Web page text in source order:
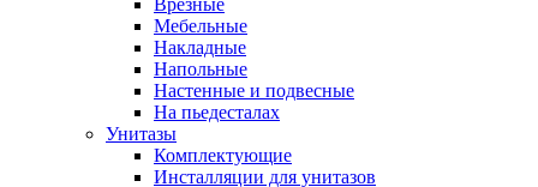
Ценовой фильтр
Abber(10)
Adema(5)
Мебельные
Накладные
Напольные
Настенные и подвесные
На пьедесталах
Унитазы
Комплектующие
Инсталляции для унитазов